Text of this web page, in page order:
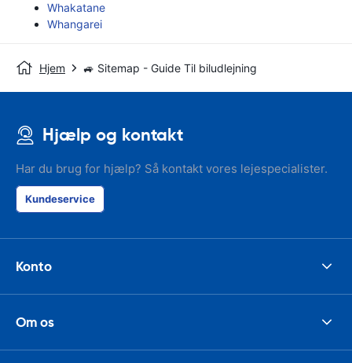
Whakatane
Whangarei
Hjem 🚙 Sitemap - Guide Til biludlejning
Hjælp og kontakt
Har du brug for hjælp? Så kontakt vores lejespecialister.
Kundeservice
Konto
Om os